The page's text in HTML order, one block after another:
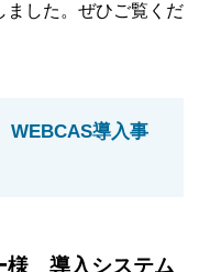
ました。ぜひご覧くだ
導入事
様 導入システム